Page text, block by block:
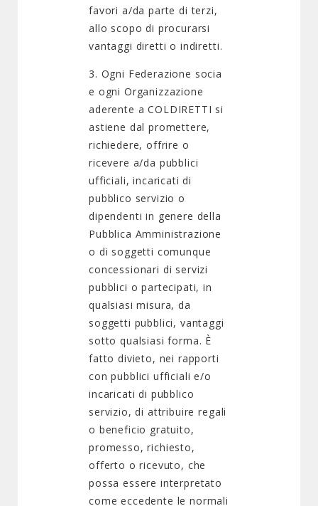
favori a/da parte di terzi,
allo scopo di procurarsi
vantaggi diretti o indiretti.
3. Ogni Federazione socia
e ogni Organizzazione
aderente a COLDIRETTI si
astiene dal promettere,
richiedere, offrire o
ricevere a/da pubblici
ufficiali, incaricati di
pubblico servizio o
dipendenti in genere della
Pubblica Amministrazione
o di soggetti comunque
concessionari di servizi
pubblici o partecipati, in
qualsiasi misura, da
soggetti pubblici, vantaggi
sotto qualsiasi forma. È
fatto divieto, nei rapporti
con pubblici ufficiali e/o
incaricati di pubblico
servizio, di attribuire regali
o beneficio gratuito,
promesso, richiesto,
offerto o ricevuto, che
possa essere interpretato
come eccedente le normali